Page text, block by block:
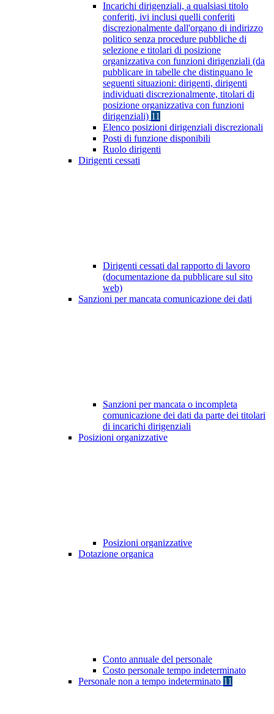
Incarichi dirigenziali, a qualsiasi titolo
conferiti, ivi inclusi quelli conferiti
discrezionalmente dall'organo di indirizzo
politico senza procedure pubbliche di
selezione e titolari di posizione
organizzativa con funzioni dirigenziali (da
pubblicare in tabelle che distinguano le
seguenti situazioni: dirigenti, dirigenti
individuati discrezionalmente, titolari di
posizione organizzativa con funzioni
dirigenziali) 11
Elenco posizioni dirigenziali discrezionali
Posti di funzione disponibili
Ruolo dirigenti
Dirigenti cessati
Dirigenti cessati dal rapporto di lavoro
(documentazione da pubblicare sul sito
web)
Sanzioni per mancata comunicazione dei dati
Sanzioni per mancata o incompleta
comunicazione dei dati da parte dei titolari
di incarichi dirigenziali
Posizioni organizzative
Posizioni organizzative
Dotazione organica
Conto annuale del personale
Costo personale tempo indeterminato
Personale non a tempo indeterminato 11